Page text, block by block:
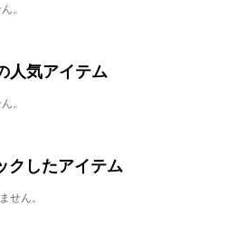
。
人気アイテム
。
クしたアイテム
せん。